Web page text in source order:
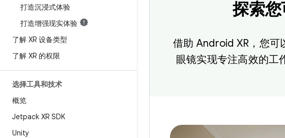
打造沉浸式体验
打造增强现实体验
了解 XR 设备类型
了解 XR 的权限
选择工具和技术
概览
Jetpack XR SDK
Unity
探索
借助 Android XR，您可
眼镜实现专注高效的工